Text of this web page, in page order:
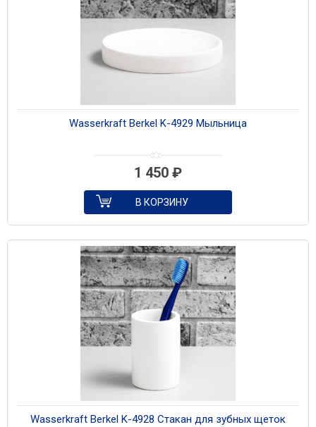
Wasserkraft Berkel K-4929 Мыльница
1 450 ₽
В КОРЗИНУ
Wasserkraft Berkel K-4928 Стакан для зубных щеток